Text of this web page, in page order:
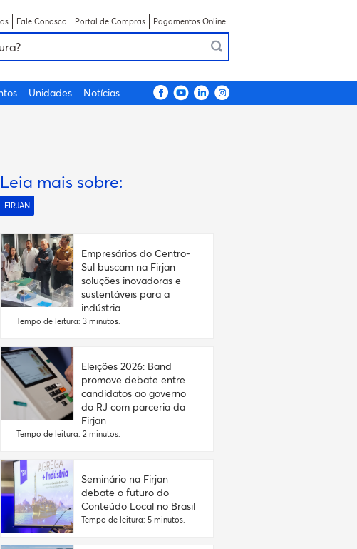
Fale Conosco Portal de Compras Pagamentos Online
Unidades Notícias
Leia mais sobre:
FIRJAN
Empresários do Centro-
Sul buscam na Firjan
soluções inovadoras e
sustentáveis para a
indústria
Tempo de leitura: 3 minutos.
Eleições 2026: Band
promove debate entre
candidatos ao governo
do RJ com parceria da
Firjan
Tempo de leitura: 2 minutos.
Seminário na Firjan
debate o futuro do
Conteúdo Local no Brasil
Tempo de leitura: 5 minutos.